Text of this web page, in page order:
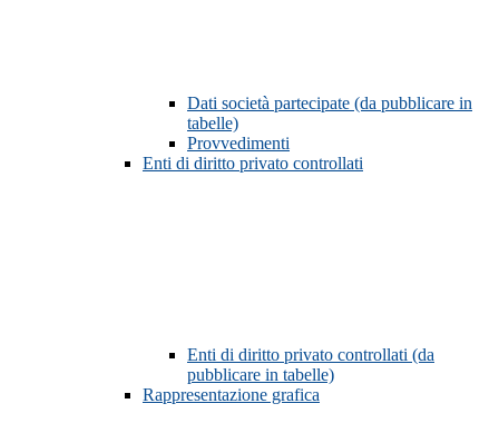
Dati società partecipate (da pubblicare in
tabelle)
Provvedimenti
Enti di diritto privato controllati
Enti di diritto privato controllati (da
pubblicare in tabelle)
Rappresentazione grafica